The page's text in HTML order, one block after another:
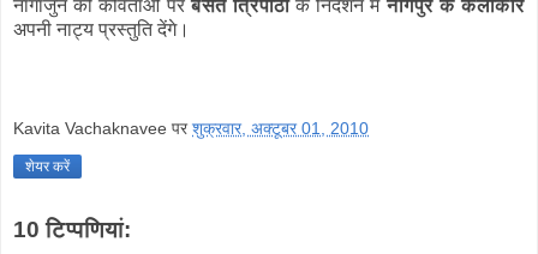
नागार्जुन की कविताओं परबसंत त्रिपाठीके निर्देशन मेंनागपुर के कलाकार
अपनी नाट्य प्रस्‍तुति देंगे।
Kavita Vachaknavee परशुक्रवार, अक्टूबर 01, 2010
शेयर करें
10 टिप्‍पणियां: